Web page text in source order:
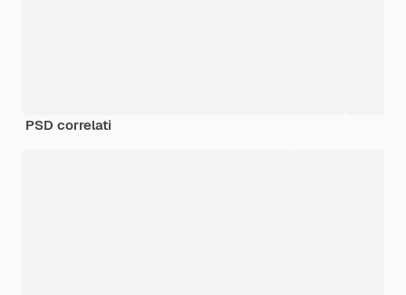
PSD correlati